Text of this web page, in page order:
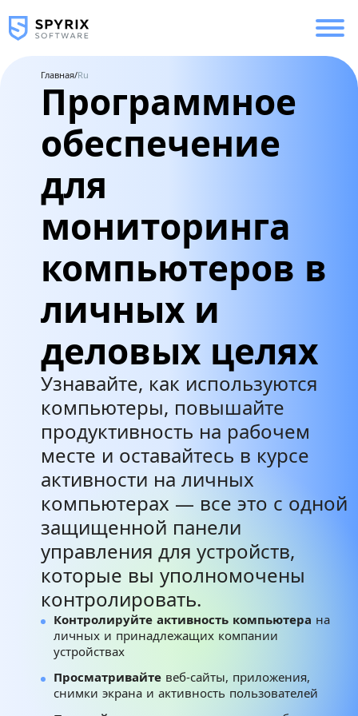
Главная/Ru
Программное
обеспечение
для
мониторинга
компьютеров в
личных и
деловых целях
Узнавайте, как используются
компьютеры, повышайте
продуктивность на рабочем
месте и оставайтесь в курсе
активности на личных
компьютерах — все это с одной
защищенной панели
управления для устройств,
которые вы уполномочены
контролировать.
Контролируйте активность компьютера на
личных и принадлежащих компании
устройствах
Просматривайте веб-сайты, приложения,
снимки экрана и активность пользователей